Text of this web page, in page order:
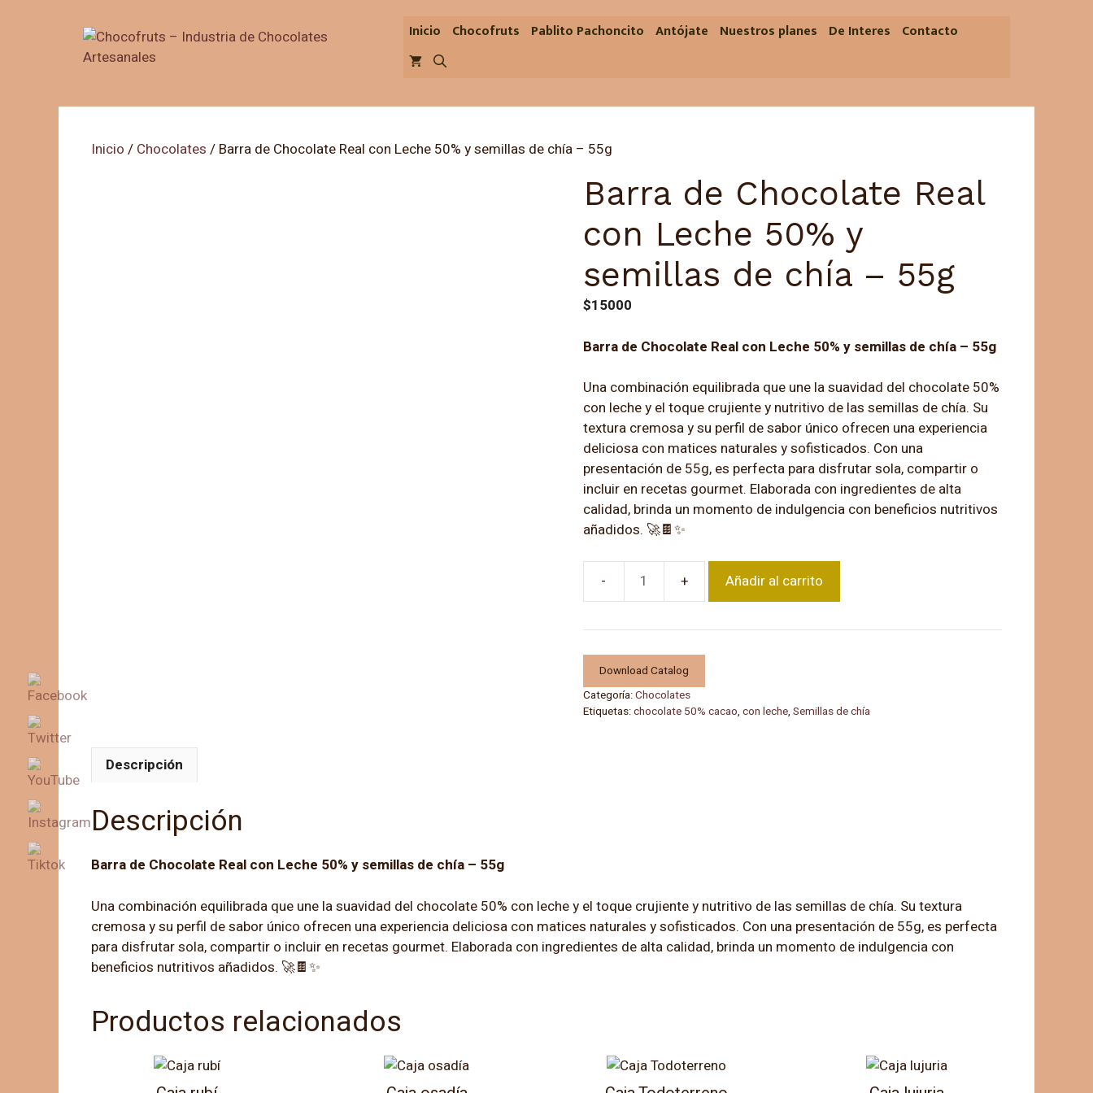
Inicio Chocofruts Pablito Pachoncito Antójate Nuestros planes De Interes Contacto
Inicio / Chocolates / Barra de Chocolate Real con Leche 50% y semillas de chía – 55g
Barra de Chocolate Real
con Leche 50% y
semillas de chía – 55g
$15000
Barra de Chocolate Real con Leche 50% y semillas de chía – 55g
Una combinación equilibrada que une la suavidad del chocolate 50%
con leche y el toque crujiente y nutritivo de las semillas de chía. Su
textura cremosa y su perfil de sabor único ofrecen una experiencia
deliciosa con matices naturales y sofisticados. Con una
presentación de 55g, es perfecta para disfrutar sola, compartir o
incluir en recetas gourmet. Elaborada con ingredientes de alta
calidad, brinda un momento de indulgencia con beneficios nutritivos
añadidos. 🚀🍫✨
Chocolate
Real
con
Leche
50%
Añadir al carrito
Download Catalog
Categoría:Chocolates
Etiquetas:chocolate 50% cacao, con leche, Semillas de chía
Descripción
Descripción
Barra de Chocolate Real con Leche 50% y semillas de chía – 55g
Una combinación equilibrada que une la suavidad del chocolate 50% con leche y el toque crujiente y nutritivo de las semillas de chía. Su textura
cremosa y su perfil de sabor único ofrecen una experiencia deliciosa con matices naturales y sofisticados. Con una presentación de 55g, es perfecta
para disfrutar sola, compartir o incluir en recetas gourmet. Elaborada con ingredientes de alta calidad, brinda un momento de indulgencia con
beneficios nutritivos añadidos. 🚀🍫✨
Productos relacionados